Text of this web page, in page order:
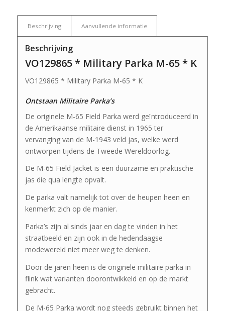
Beschrijving Aanvullende informatie
Beschrijving
VO129865 * Military Parka M-65 * K
VO129865 * Military Parka M-65 * K
Ontstaan Militaire Parka’s
De originele M-65 Field Parka werd geïntroduceerd in
de Amerikaanse militaire dienst in 1965 ter
vervanging van de M-1943 veld jas, welke werd
ontworpen tijdens de Tweede Wereldoorlog.
De M-65 Field Jacket is een duurzame en praktische
jas die qua lengte opvalt.
De parka valt namelijk tot over de heupen heen en
kenmerkt zich op de manier.
Parka’s zijn al sinds jaar en dag te vinden in het
straatbeeld en zijn ook in de hedendaagse
modewereld niet meer weg te denken.
Door de jaren heen is de originele militaire parka in
flink wat varianten doorontwikkeld en op de markt
gebracht.
De M-65 Parka wordt nog steeds gebruikt binnen het